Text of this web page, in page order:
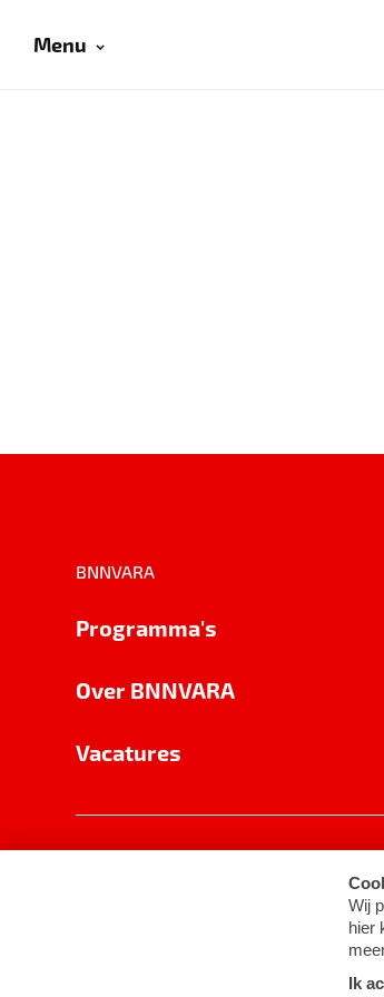
Menu
BNNVARA
Programma's
Over BNNVARA
Vacatures
Cookie-instellingen